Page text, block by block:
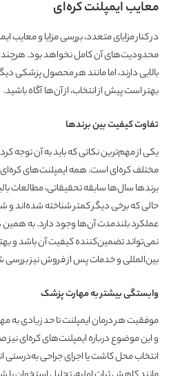
معایب ایمپلنت کره‌ای
در کنار مزایای متعدد، بررسی مزایا و
محدودیت‌های آن کامل نخواهد بود. هرچند
بالایی دارند، اما مانند هر محصول پزشکی
بهتر است پیش از انتخاب، از آن‌ها آگاه باشید.
تفاوت کیفیت بین برندها
یکی از مهم‌ترین نکاتی که باید به آن توجه
مختلف کره‌ای است. همه ایمپلنت‌های کره‌ای
برندها سال‌ها سابقه تحقیقاتی، مطالعات
حالی که برخی دیگر کمتر شناخته شده‌اند و
عملکرد بلندمدت آن‌ها وجود دارد. به
نمی‌تواند تضمین‌کننده کیفیت آن باشد و
بین‌المللی و خدمات پس از فروش نیز بررسی
وابستگی بیشتر به مهارت پزشک
موفقیت هر درمان ایمپلنت تا حد زیادی به
و این موضوع درباره ایمپلنت‌های کره‌ای نیز
انتخاب محل کاشت یا اجرای جراحی به‌درستی